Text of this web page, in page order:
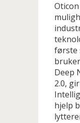
første
Deep
2.0,
hjelp